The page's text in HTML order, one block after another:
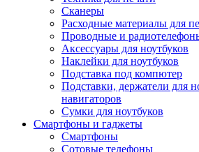
Сканеры
Расходные материалы для
Проводные и
Аксессуары для ноутбуков
Наклейки для ноутбуков
Подставка под компютер
Подставки, держатели для
навигаторов
Сумки для ноутбуков
Смартфоны и гаджеты
Смартфоны
Сотовые телефоны